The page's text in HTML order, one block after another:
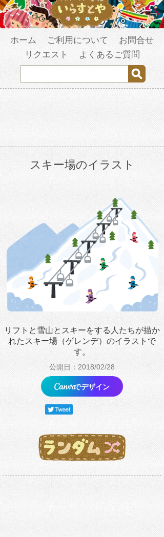
ホーム ご利用について
お問合せ
リクエスト
よくあるご質問
スキー場のイラスト
リフトと雪山とスキーをする人たちが描か
れたスキー場（ゲレンデ）のイラストで
す。
公開日：2018/02/28
でデザイン